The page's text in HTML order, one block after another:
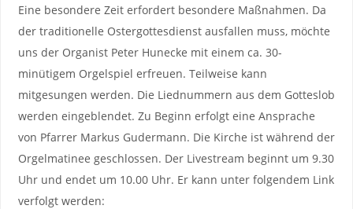
Eine besondere Zeit erfordert besondere Maßnahmen. Da
der traditionelle Ostergottesdienst ausfallen muss, möchte
uns der Organist Peter Hunecke mit einem ca. 30-
minütigem Orgelspiel erfreuen. Teilweise kann
mitgesungen werden. Die Liednummern aus dem Gotteslob
werden eingeblendet. Zu Beginn erfolgt eine Ansprache
von Pfarrer Markus Gudermann. Die Kirche ist während der
Orgelmatinee geschlossen. Der Livestream beginnt um 9.30
Uhr und endet um 10.00 Uhr. Er kann unter folgendem Link
verfolgt werden: